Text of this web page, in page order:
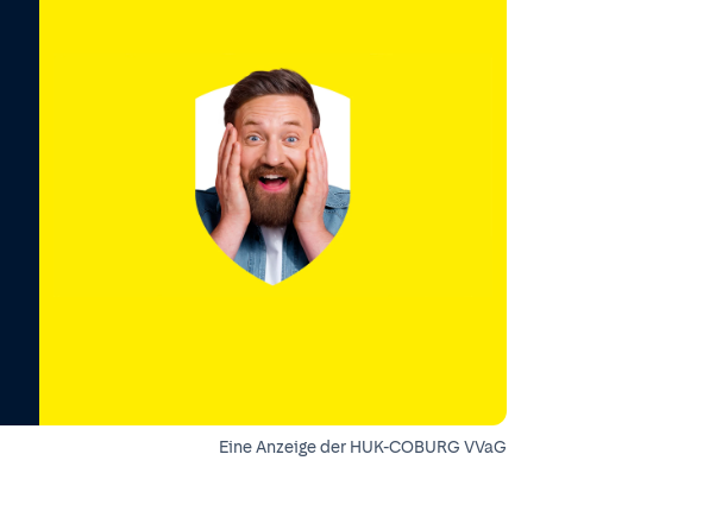
Eine Anzeige der HUK-COBURG VVaG